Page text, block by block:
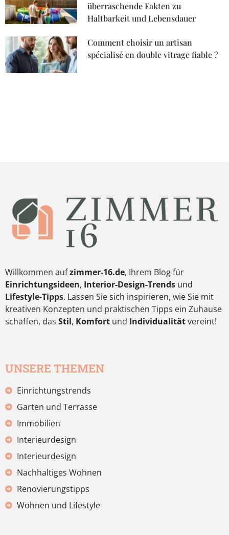
überraschende Fakten zu
Haltbarkeit und Lebensdauer
Comment choisir un artisan
spécialisé en double vitrage fiable ?
Willkommen aufzimmer-16.de, Ihrem Blog für
Einrichtungsideen, Interior-Design-Trends und
Lifestyle-Tipps. Lassen Sie sich inspirieren, wie Sie mit
kreativen Konzepten und praktischen Tipps ein Zuhause
schaffen, das Stil, Komfort und Individualitätvereint!
UNSERE THEMEN
Einrichtungstrends
Garten und Terrasse
Immobilien
Interieurdesign
Interieurdesign
Nachhaltiges Wohnen
Renovierungstipps
Wohnen und Lifestyle